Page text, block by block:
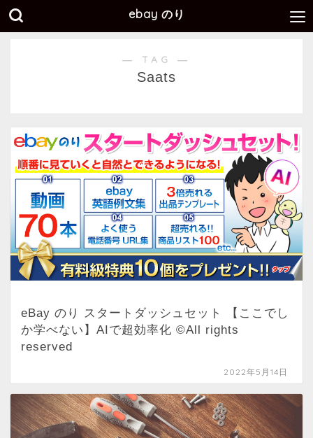
ebay のり
― TAG ―
Saats
eBay のり スタートダッシュセット 【ここでし
か学べない】AIで超効率化 ©All rights
reserved
2022年5月14日